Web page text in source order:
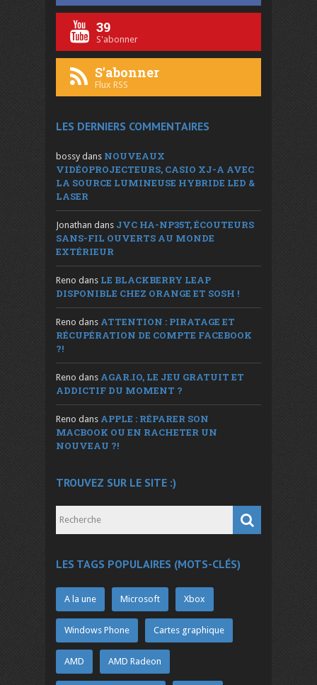
39
S'abonner
S'abonner
Flux RSS
LES DERNIERS COMMENTAIRES
bossy dans NOUVEAUX
VIDÉOPROJECTEURS, CASIO XJ-A AVEC
LA SOURCE LUMINEUSE HYBRIDE LED &
LASER
Jonathan dans JVC HA-NP35T, ÉCOUTEURS
SANS-FIL OUVERTS AU MONDE
EXTÉRIEUR
Reno dans LE BLACKBERRY LEAP
DISPONIBLE CHEZ ORANGE ET SOSH !
Reno dans ATTENTION : PIRATAGE ET
RÉCUPÉRATION DE COMPTE FACEBOOK
?!
Reno dans AGAR.IO, LE JEU GRATUIT ET
ADDICTIF DU MOMENT ?
Reno dans APPLE : RÉPARER SON
MACBOOK OU EN RACHETER UN
NOUVEAU ?!
TROUVEZ SUR LE SITE :)
LES TAGS POPULAIRES (MOTS-CLÉS)
A la une Microsoft Xbox
Windows Phone Cartes graphique
AMD AMD Radeon